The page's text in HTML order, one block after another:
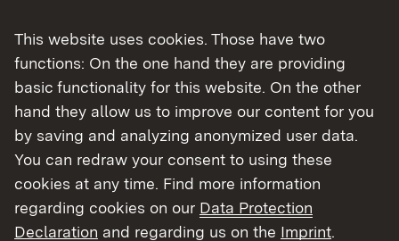
ihnen arbeiten möchte, einer Erlaubnis der
zuständigen Behörde bedarf (Abschnitt 9, §
44 Infektionsschutzgesetz (IfSG)).
Eine Anzeige nach § 49 IfSG ist grundsätzlich
beijeglicher Tätigkeit (auch bei Ausnahmen
nach § 45 IfSG, also bei Erlaubnisfreiheit)
This website uses cookies. Those have two
functions: On the one hand they are providing
basic functionality for this website. On the other
hand they allow us to improve our content for you
by saving and analyzing anonymized user data.
You can redraw your consent to using these
cookies at any time. Find more information
regarding cookies on our Data Protection
Declaration and regarding us on the Imprint.